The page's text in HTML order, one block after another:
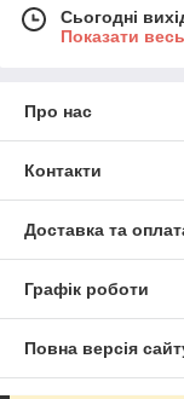
Сьогодні
Показати
Про нас
Контакти
Доставка та
Графік роботи
Повна версія